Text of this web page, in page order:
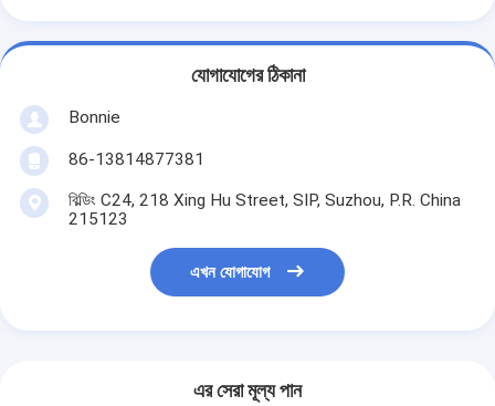
যোগাযোগের ঠিকানা
Bonnie
86-13814877381
বিল্ডিং C24, 218 Xing Hu Street, SIP, Suzhou, P.R. China
215123
এখন যোগাযোগ
এর সেরা মূল্য পান